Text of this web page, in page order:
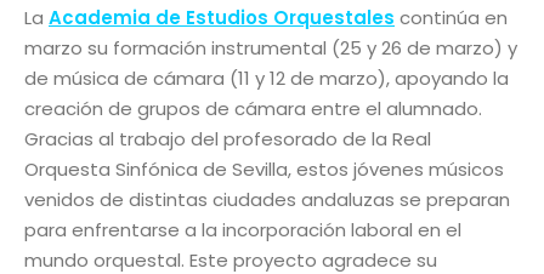
La Academia de Estudios Orquestales continúa en
marzo su formación instrumental (25 y 26 de marzo) y
de música de cámara (11 y 12 de marzo), apoyando la
creación de grupos de cámara entre el alumnado.
Gracias al trabajo del profesorado de la Real
Orquesta Sinfónica de Sevilla, estos jóvenes músicos
venidos de distintas ciudades andaluzas se preparan
para enfrentarse a la incorporación laboral en el
mundo orquestal. Este proyecto agradece su